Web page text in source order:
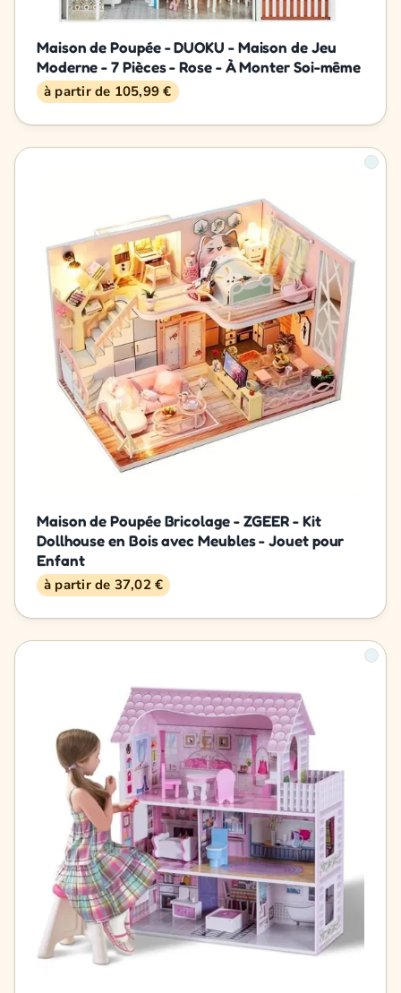
Maison de Poupée - DUOKU - Maison de Jeu
Moderne - 7 Pièces - Rose - À Monter Soi-même
à partir de 105,99 €
Maison de Poupée Bricolage - ZGEER - Kit
Dollhouse en Bois avec Meubles - Jouet pour
Enfant
à partir de 37,02 €